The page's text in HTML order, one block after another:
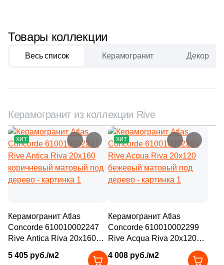
Товары коллекции
Весь список Керамогранит Декор
Керамогранит из коллекции Rive
ХИТ
Керамогранит Atlas
Concorde 610010002247
Rive Antica Riva 20x160
коричневый матовый под
дерево
5 405 руб./м2
ХИТ
Керамогранит Atlas
Concorde 610010002299
Rive Acqua Riva 20x120
дерево
4 008 руб./м2